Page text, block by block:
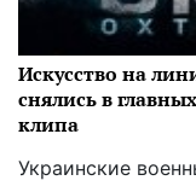
Искусство на
снялись в
клипа
Украинские